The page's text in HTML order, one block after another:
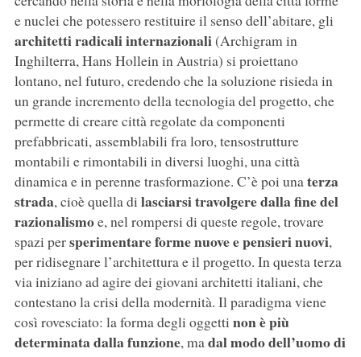
e nuclei che potessero restituire il senso dell’abitare, gli
architetti radicali internazionali(Archigram in
Inghilterra, Hans Hollein in Austria) si proiettano
lontano, nel futuro, credendo che la soluzione risieda in
un grande incremento della tecnologia del progetto, che
permette di creare città regolate da componenti
prefabbricati, assemblabili fra loro, tensostrutture
montabili e rimontabili in diversi luoghi, una città
dinamica e in perenne trasformazione. C’è poi unaterza
strada, cioè quella di lasciarsi travolgere dalla fine del
razionalismoe, nel rompersi di queste regole, trovare
spazi persperimentare forme nuove e pensieri nuovi,
per ridisegnare l’architettura e il progetto. In questa terza
via iniziano ad agire dei giovani architetti italiani, che
contestano la crisi della modernità. Il paradigma viene
così rovesciato: la forma degli oggetti non è più
determinata dalla funzione, madal modo dell’uomo di